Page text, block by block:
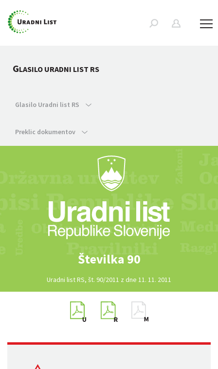
GLASILO URADNI LIST RS
Glasilo Uradni list RS
Preklic dokumentov
Številka 90
Uradni list RS, št. 90/2011 z dne 11. 11. 2011